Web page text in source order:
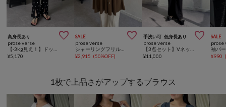
高身長あり 
prose verse
¥5,170
SALE 
prose verse
¥2,915 (50%OFF)
手洗い可 低身長あり 
prose verse
¥11,000
SALE
prose
¥990
1枚で上品さがアップするブラウス